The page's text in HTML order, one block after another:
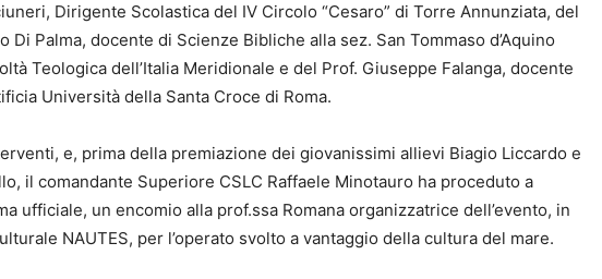
Dirigente Scolastica del IV Circolo “Cesaro” di Torre Annunziata, del
Di Palma, docente di Scienze Bibliche alla sez. San Tommaso d’Aquino
Teologica dell’Italia Meridionale e del Prof. Giuseppe Falanga, docente
Università della Santa Croce di Roma.
e, prima della premiazione dei giovanissimi allievi Biagio Liccardo e
il comandante Superiore CSLC Raffaele Minotauro ha proceduto a
ufficiale, un encomio alla prof.ssa Romana organizzatrice dell’evento, in
NAUTES, per l’operato svolto a vantaggio della cultura del mare.